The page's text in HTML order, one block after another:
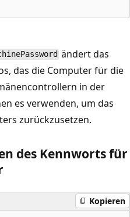
ändert das
das die Computer für die
in der
es verwenden, um das
zurückzusetzen.
des Kennworts für
Kopieren